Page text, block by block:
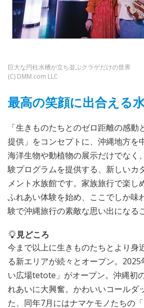
巨大な円柱水槽が立ち並ぶクラゲだけの世界
(C) DMM.com LLC
最高の笑顔に出合える
「生きものたちとのゼロ距離の感
提供」をコンセプトに、沖縄地方を
海洋生物や動植物の展示だけでなく
験プログラムを提供する、新しいカ
メント水族館です。家族旅行で楽し
ふれあい体験を始め、ここでしか味
験で沖縄旅行の素敵な思い出になる
見どころ
今まで以上に生きものたちとより身
る新エリアが続々とオープン。
い広場tetote」がオープン。沖縄初
れあいに大興奮。かわいいコールダ
た、同年7月にはナマケモノたちの